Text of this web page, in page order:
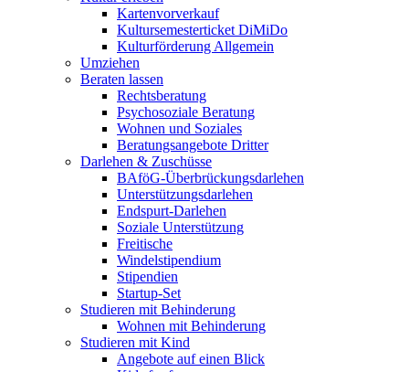
Kartenvorverkauf
Kultursemesterticket DiMiDo
Kulturförderung Allgemein
Umziehen
Beraten lassen
Rechtsberatung
Psychosoziale Beratung
Wohnen und Soziales
Beratungsangebote Dritter
Darlehen & Zuschüsse
BAföG-Überbrückungsdarlehen
Unterstützungsdarlehen
Endspurt-Darlehen
Soziale Unterstützung
Freitische
Windelstipendium
Stipendien
Startup-Set
Studieren mit Behinderung
Wohnen mit Behinderung
Studieren mit Kind
Angebote auf einen Blick